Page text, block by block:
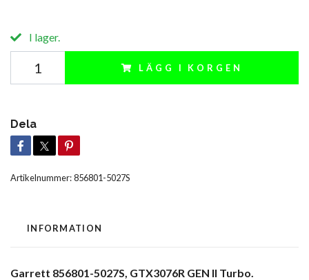
I lager.
LÄGG I KORGEN
Dela
Artikelnummer:856801-5027S
INFORMATION
Garrett 856801-5027S, GTX3076R GEN II Turbo.